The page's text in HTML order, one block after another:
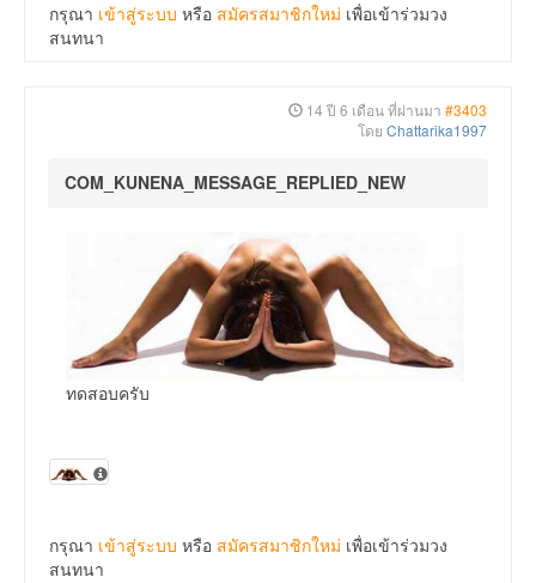
กรุณา เข้าสู่ระบบ หรือ สมัครสมาชิกใหม่ เพื่อเข้าร่วมวง
สนทนา
14 ปี 6 เดือน ที่ผ่านมา #3403
โดย Chattarika1997
COM_KUNENA_MESSAGE_REPLIED_NEW
ทดสอบครับ
กรุณา เข้าสู่ระบบ หรือ สมัครสมาชิกใหม่ เพื่อเข้าร่วมวง
สนทนา